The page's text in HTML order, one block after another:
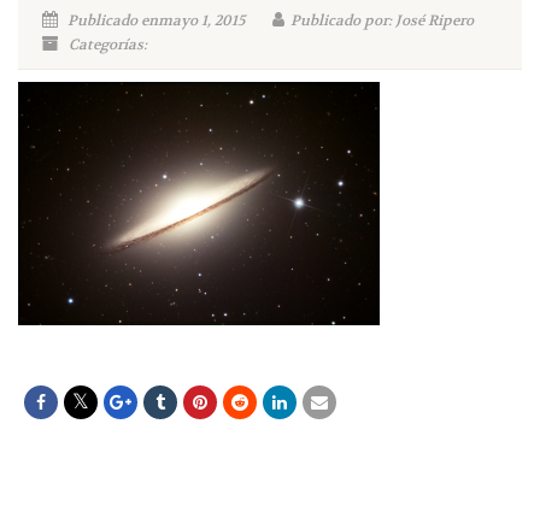
Publicado enmayo 1, 2015
Publicado por: José Ripero
Categorías: